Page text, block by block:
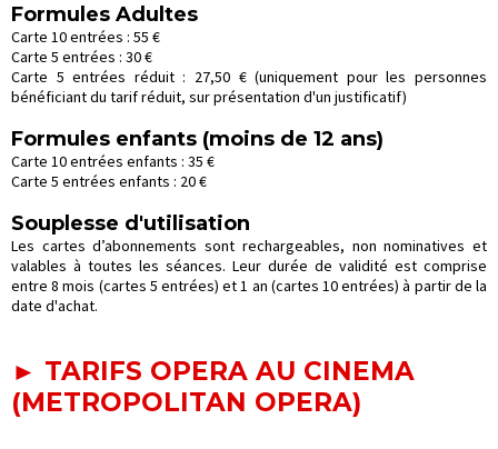
Formules Adultes
Carte 10 entrées : 55 €
Carte 5 entrées : 30 €
Carte 5 entrées réduit : 27,50 €(uniquement pour les personnes
bénéficiant du tarif réduit, sur présentation d'un justificatif)
Formules enfants (moins de 12 ans)
Carte 10 entrées enfants : 35 €
Carte 5 entrées enfants : 20 €
Souplesse d'utilisation
Les cartes d’abonnements sont rechargeables, non nominatives et
valables à toutes les séances. Leur durée de validité est comprise
entre 8 mois (cartes 5 entrées) et 1 an (cartes 10 entrées) à partir de la
date d'achat.
► TARIFS OPERA AU CINEMA
(METROPOLITAN OPERA)